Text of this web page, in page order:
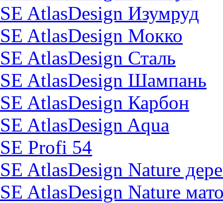
SE AtlasDesign Изумруд
SE AtlasDesign Мокко
SE AtlasDesign Сталь
SE AtlasDesign Шампань
SE AtlasDesign Карбон
SE AtlasDesign Aqua
SE Profi 54
SE AtlasDesign Nature
SE AtlasDesign Nature